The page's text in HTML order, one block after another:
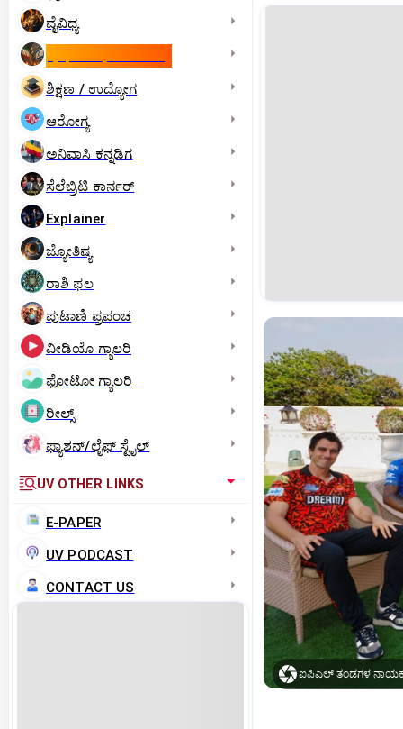
ವೈವಿಧ್ಯ
ಶಿಕ್ಷಣ / ಉದ್ಯೋಗ
ಆರೋಗ್ಯ
ಅನಿವಾಸಿ ಕನ್ನಡಿಗ
ಸೆಲೆಬ್ರಿಟಿ ಕಾರ್ನರ್‌
Explainer
ಜ್ಯೋತಿಷ್ಯ
ರಾಶಿ ಫಲ
ಪುಟಾಣಿ ಪ್ರಪಂಚ
ವೀಡಿಯೊ ಗ್ಯಾಲರಿ
ಫೋಟೋ ಗ್ಯಾಲರಿ
ರೀಲ್ಸ್
ಫ್ಯಾಶನ್/ಲೈಫ್‌ ಸ್ಟೈಲ್
UV OTHER LINKS
E-PAPER
UV PODCAST
CONTACT US
ಐಪಿಎಲ್‌ ತಂಡಗಳ